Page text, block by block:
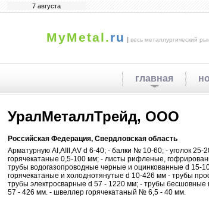
7 августа
MyMetal.ru | весь металлургический
главная
УралМеталлТрейд, ООО
Российская Федерация, Свердловская область
Арматурную АI,АIII,АV d 6-40; - балки № 10-60; - уголок 25-
горячекатаные 0,5-100 мм; - листы рифленые,
трубы водогазопроводные черные и оцинкованные d 15-
горячекатаные и холоднотянутые d 10-426 мм - трубы
трубы электросварные d 57 - 1220 мм; - трубы бесшовные
57 - 426 мм. - швеллер горячекатаный № 6,5 - 40 мм.